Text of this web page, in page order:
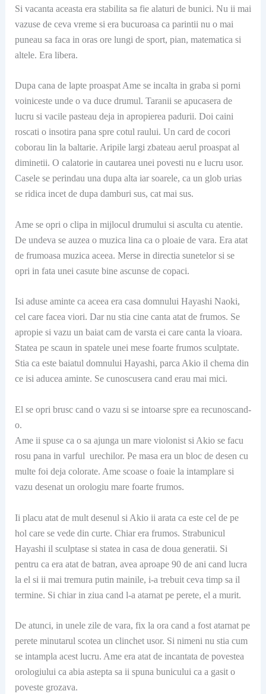
Si vacanta aceasta era stabilita sa fie alaturi de bunici. Nu ii mai
vazuse de ceva vreme si era bucuroasa ca parintii nu o mai
puneau sa faca in oras ore lungi de sport, pian, matematica si
altele. Era libera.
Dupa cana de lapte proaspat Ame se incalta in graba si porni
voiniceste unde o va duce drumul. Taranii se apucasera de
lucru si vacile pasteau deja in apropierea padurii. Doi caini
roscati o insotira pana spre cotul raului. Un card de cocori
coborau lin la baltarie. Aripile largi zbateau aerul proaspat al
diminetii. O calatorie in cautarea unei povesti nu e lucru usor.
Casele se perindau una dupa alta iar soarele, ca un glob urias
se ridica incet de dupa damburi sus, cat mai sus.
Ame se opri o clipa in mijlocul drumului si asculta cu atentie.
De undeva se auzea o muzica lina ca o ploaie de vara. Era atat
de frumoasa muzica aceea. Merse in directia sunetelor si se
opri in fata unei casute bine ascunse de copaci.
Isi aduse aminte ca aceea era casa domnului Hayashi Naoki,
cel care facea viori. Dar nu stia cine canta atat de frumos. Se
apropie si vazu un baiat cam de varsta ei care canta la vioara.
Statea pe scaun in spatele unei mese foarte frumos sculptate.
Stia ca este baiatul domnului Hayashi, parca Akio il chema din
ce isi aducea aminte. Se cunoscusera cand erau mai mici.
El se opri brusc cand o vazu si se intoarse spre ea recunoscand-
o.
Ame ii spuse ca o sa ajunga un mare violonist si Akio se facu
rosu pana in varful urechilor. Pe masa era un bloc de desen cu
multe foi deja colorate. Ame scoase o foaie la intamplare si
vazu desenat un orologiu mare foarte frumos.
Ii placu atat de mult desenul si Akio ii arata ca este cel de pe
hol care se vede din curte. Chiar era frumos. Strabunicul
Hayashi il sculptase si statea in casa de doua generatii. Si
pentru ca era atat de batran, avea aproape 90 de ani cand lucra
la el si ii mai tremura putin mainile, i-a trebuit ceva timp sa il
termine. Si chiar in ziua cand l-a atarnat pe perete, el a murit.
De atunci, in unele zile de vara, fix la ora cand a fost atarnat pe
perete minutarul scotea un clinchet usor. Si nimeni nu stia cum
se intampla acest lucru. Ame era atat de incantata de povestea
orologiului ca abia astepta sa ii spuna bunicului ca a gasit o
poveste grozava.